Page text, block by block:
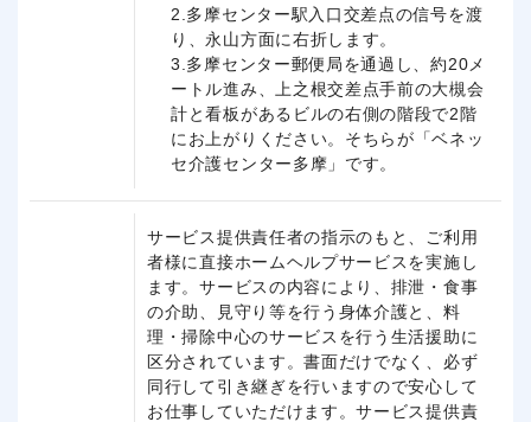
2.多摩センター駅入口交差点の信号を渡
り、永山方面に右折します。
3.多摩センター郵便局を通過し、約20メ
ートル進み、上之根交差点手前の大槻会
計と看板があるビルの右側の階段で2階
にお上がりください。そちらが「ベネッ
セ介護センター多摩」です。
サービス提供責任者の指示のもと、ご利用
者様に直接ホームヘルプサービスを実施し
ます。サービスの内容により、排泄・食事
の介助、見守り等を行う身体介護と、料
理・掃除中心のサービスを行う生活援助に
区分されています。書面だけでなく、必ず
同行して引き継ぎを行いますので安心して
お仕事していただけます。サービス提供責